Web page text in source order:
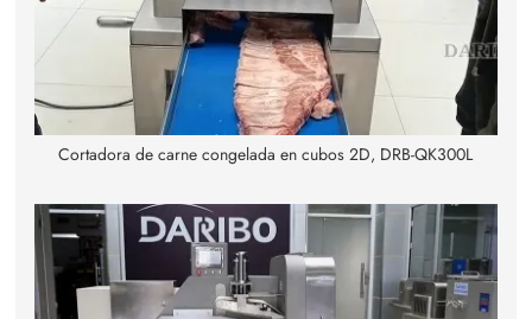
Cortadora de carne congelada en cubos 2D, DRB-QK300L